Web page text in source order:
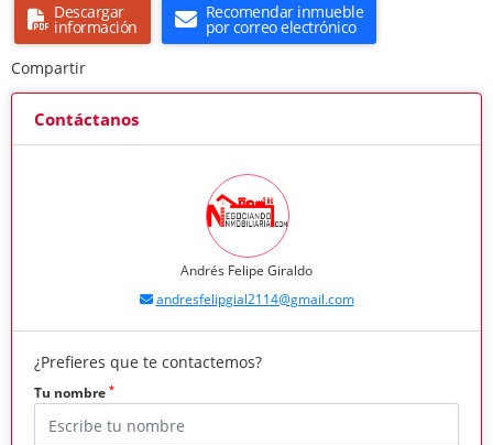
Descargar
información
Recomendar inmueble
por correo electrónico
Compartir
Contáctanos
Andrés Felipe Giraldo
andresfelipgial2114@gmail.com
¿Prefieres que te contactemos?
Tu nombre *